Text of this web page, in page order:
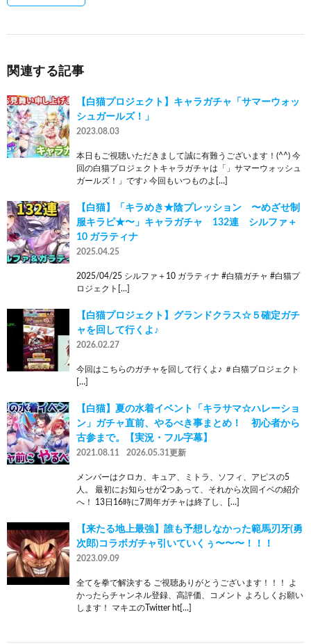
関連する記事
【白猫プロジェクト】キャラガチャ「サマーウォッ
シュガールズ！」
2023.08.03
本日もご視聴いただきまして誠に有難うございます！(^^) 今
回の白猫プロジェクトキャラガチャは「」サマーウォッシュ
ガールズ！」です♪ 今回もいつものよ[…]
【白猫】「キラめき★陰プレッション 〜めざせ制
服キラピ★〜」キャラガチャ 132連 シルファ＋
10 ガラティナ
2025.04.25
2025/04/25 シルファ＋10 ガラティナ #白猫ガチャ #白猫プ
ロジェクト[…]
【白猫プロジェクト】グランドクラス☆５確定ガチ
ャを回して行くよ♪
2026.02.27
今回はこちらのガチャを回して行くよ♪ ＃白猫プロジェクト
[…]
【白猫】夏の水着イベント「キラサマ☆ハレーショ
ン」ガチャ直前、やるべき事まとめ！ 初心者から
古参まで。【実況・フル字幕】
2021.08.11 2026.05.31更新
メンバーはクロカ、キュア、ミトラ、ソフィ、アピスの5
人。 最初にお知らせが2つあって、それから次回イベの紹介
へ！ 13日16時に7周年ガチャは終了し、[…]
【来たる地上最強】誰も予想しなかった範馬刃牙(勇
次郎)コラボガチャ引いていくぅ〜〜〜！！！
2023.09.09
全てを拳で解決する ご視聴ありがとうございます！！！ よ
かったらチャンネル登録、高評価、コメント よろしくお願い
します！ マキエのTwitter ht[…]